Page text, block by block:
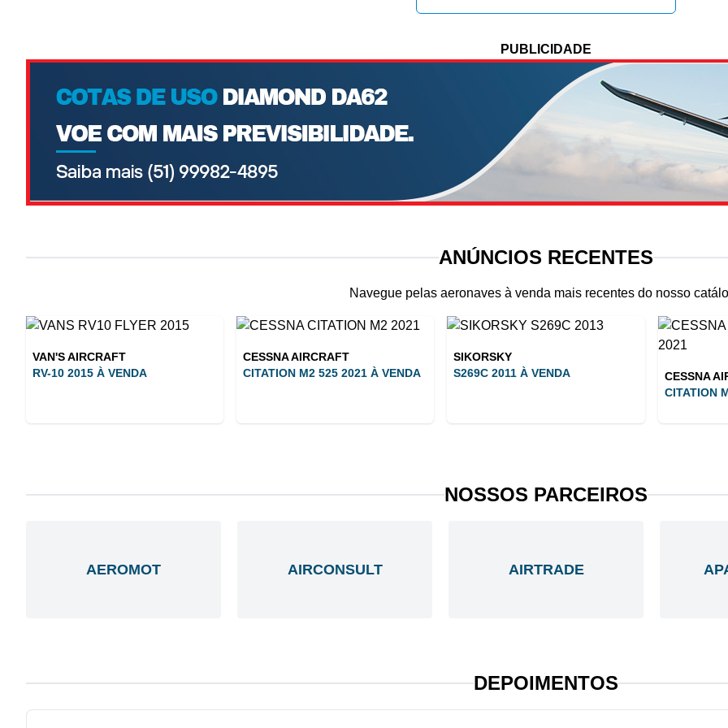
PUBLICIDADE
ANÚNCIOS RECENTES
Navegue pelas aeronaves à venda mais recentes do nosso
VAN'S AIRCRAFT
RV-10 2015 À VENDA
CESSNA AIRCRAFT
CITATION M2 525 2021 À VENDA
SIKORSKY
S269C 2011 À VENDA
CESSNA
CITATION
NOSSOS PARCEIROS
AEROMOT AIRCONSULT AIRTRADE
DEPOIMENTOS